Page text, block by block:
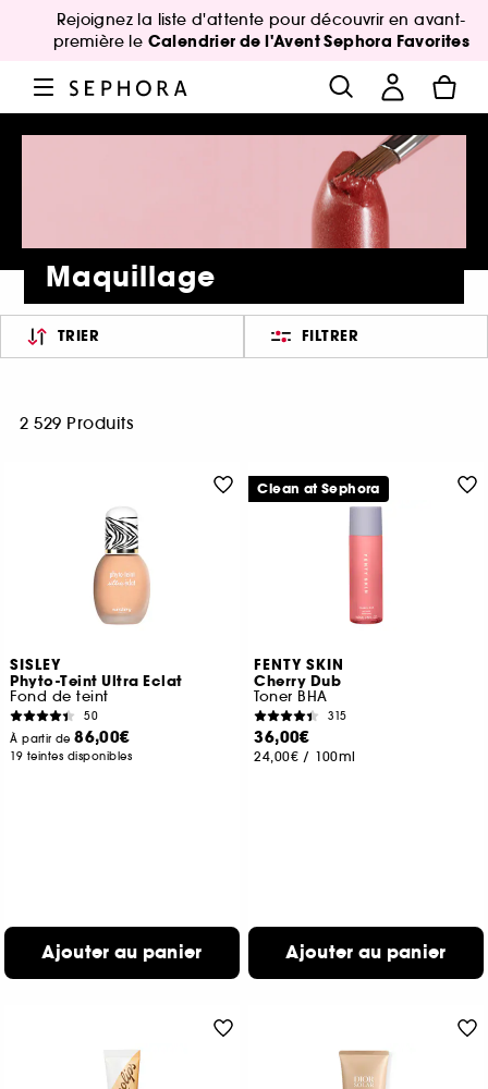
Rejoignez la liste d'attente pour découvrir en avant-
première le Calendrier de l'Avent Sephora Favorites
Maquillage
TRIER FILTRER
2 529 Produits
SISLEY
Phyto-Teint Ultra Eclat
Fond de teint
50
À partir de86,00€
19 teintes disponibles
Ajouter au panier
FENTY SKIN
Cherry Dub
Toner BHA
315
36,00€
24,00€ / 100ml
Ajouter au panier
Clean at Sephora